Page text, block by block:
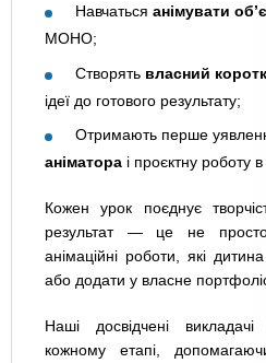
Навчаться анімувати
MOHO;
Створять власний
ідеї до готового результату;
Отримають перше
аніматора і проєктну роботу в
Кожен урок поєднує
результат — це не
анімаційні роботи, які
або додати у власне
Наші досвідчені
кожному етапі,